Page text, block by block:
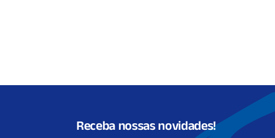
Receba nossas novidades!